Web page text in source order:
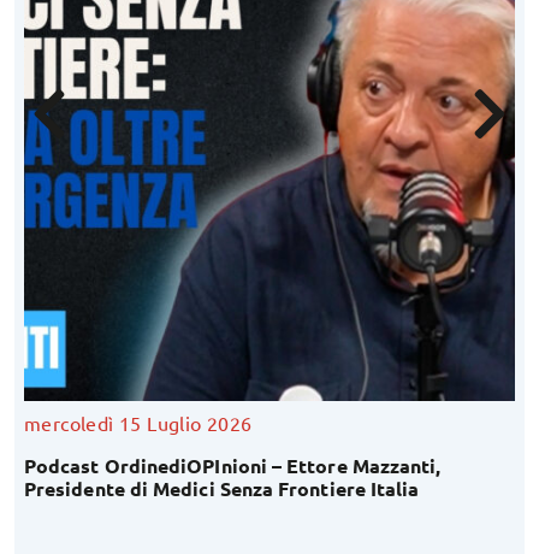
mercoledì 15 Luglio 2026
Podcast OrdinediOPInioni – Ettore Mazzanti,
Presidente di Medici Senza Frontiere Italia